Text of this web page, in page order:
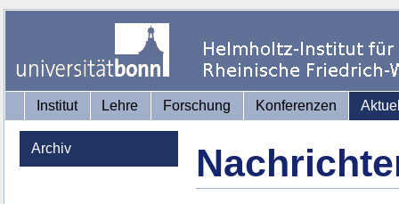
Institut Lehre Forschung Konferenzen
Archiv